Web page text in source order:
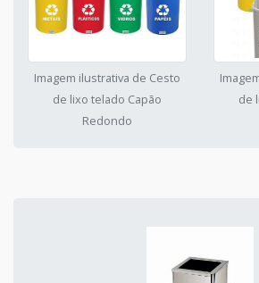
Imagem ilustrativa de Cesto
de lixo telado Capão
Redondo
de